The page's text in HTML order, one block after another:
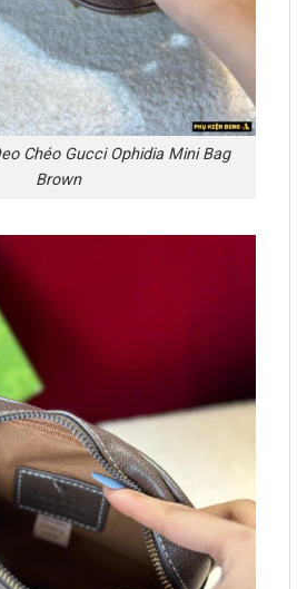
Chéo Gucci Ophidia Mini Bag
Brown